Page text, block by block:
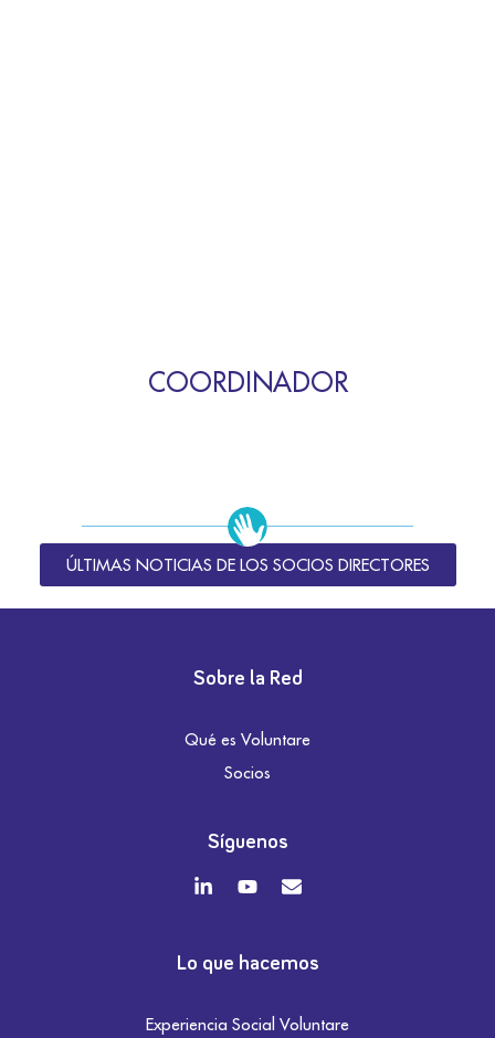
COORDINADOR
ÚLTIMAS NOTICIAS DE LOS SOCIOS DIRECTORES
Sobre la Red
Qué es Voluntare
Socios
Síguenos
Lo que hacemos
Experiencia Social Voluntare